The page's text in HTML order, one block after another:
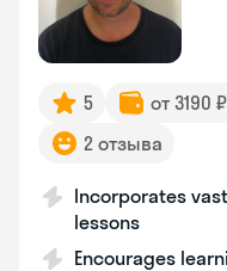
5 от 3190
2 отзыва
Incorporates
lessons
Encourages